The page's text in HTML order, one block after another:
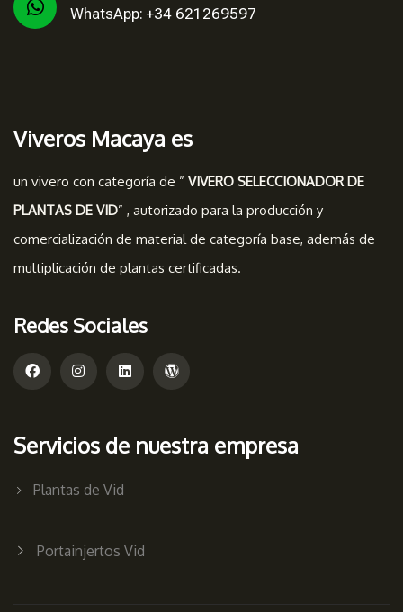
WhatsApp: +34 621269597
Viveros Macaya es
un vivero con categoría de ” VIVERO SELECCIONADOR DE
PLANTAS DE VID” , autorizado para la producción y
comercialización de material de categoría base, además de
multiplicación de plantas certificadas.
Redes Sociales
Servicios de nuestra empresa
Plantas de Vid
Portainjertos Vid